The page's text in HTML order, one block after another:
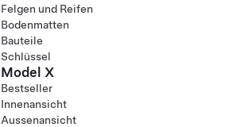
Felgen und Reifen
Bodenmatten
Bauteile
Schlüssel
Model X
Bestseller
Innenansicht
Aussenansicht